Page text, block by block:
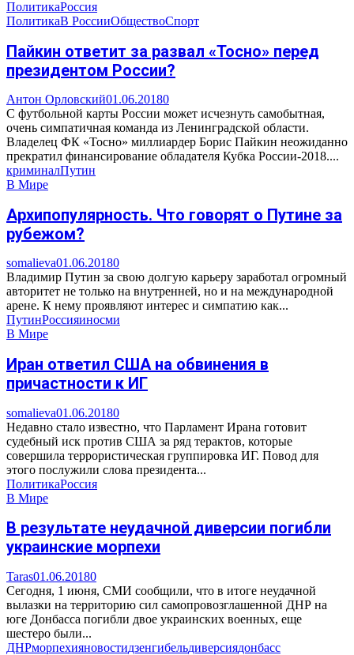
ПолитикаРоссия
ПолитикаВ РоссииОбществоСпорт
Пайкин ответит за развал «Тосно» перед
президентом России?
Антон Орловский01.06.20180
С футбольной карты России может исчезнуть самобытная,
очень симпатичная команда из Ленинградской области.
Владелец ФК «Тосно» миллиардер Борис Пайкин неожиданно
прекратил финансирование обладателя Кубка России-2018....
криминалПутин
В Мире
Архипопулярность. Что говорят о Путине за
рубежом?
somalieva01.06.20180
Владимир Путин за свою долгую карьеру заработал огромный
авторитет не только на внутренней, но и на международной
арене. К нему проявляют интерес и симпатию как...
ПутинРоссияиносми
В Мире
Иран ответил США на обвинения в
причастности к ИГ
somalieva01.06.20180
Недавно стало известно, что Парламент Ирана готовит
судебный иск против США за ряд терактов, которые
совершила террористическая группировка ИГ. Повод для
этого послужили слова президента...
ПолитикаРоссия
В Мире
В результате неудачной диверсии погибли
украинские морпехи
Taras01.06.20180
Сегодня, 1 июня, СМИ сообщили, что в итоге неудачной
вылазки на территорию сил самопровозглашенной ДНР на
юге Донбасса погибли двое украинских военных, еще
шестеро были...
ДНРморпехияновостидзенгибельдиверсиядонбасс